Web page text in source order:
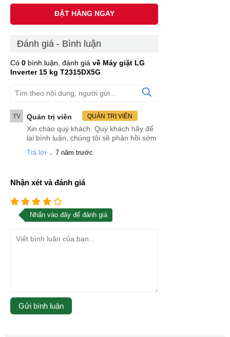
ĐẶT HÀNG NGAY
Đánh giá - Bình luận
Có 0 bình luận, đánh giá về Máy giặt LG
Inverter 15 kg T2315DX5G
TV Quản trị viên QUẢN TRỊ VIÊN
Xin chào quý khách. Quý khách hãy để
lại bình luận, chúng tôi sẽ phản hồi sớm
Trả lời . 7 năm trước
Nhận xét và đánh giá
Nhấn vào đây để đánh giá